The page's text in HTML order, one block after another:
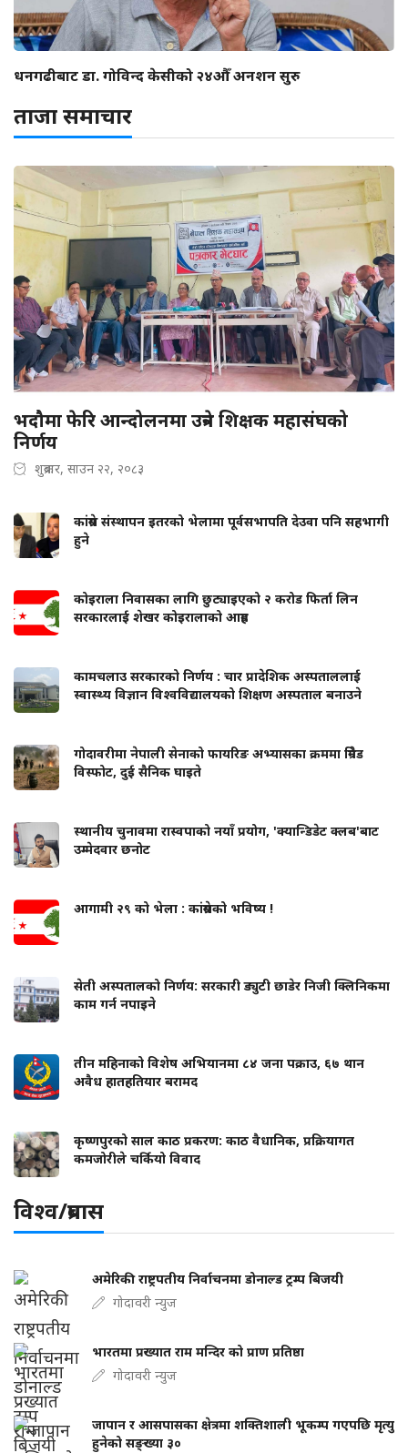
धनगढीबाट डा. गोविन्द केसीको २४औँ अनशन सुरु
ताजा समाचार
भदौमा फेरि आन्दोलनमा उत्रने शिक्षक महासंघको
निर्णय
शुक्रबार, साउन २२, २०८३
कांग्रेस संस्थापन इतरको भेलामा पूर्वसभापति देउवा पनि सहभागी
हुने
कोइराला निवासका लागि छुट्याइएको २ करोड फिर्ता लिन
सरकारलाई शेखर कोइरालाको आग्रह
कामचलाउ सरकारको निर्णय : चार प्रादेशिक अस्पताललाई
स्वास्थ्य विज्ञान विश्वविद्यालयको शिक्षण अस्पताल बनाउने
गोदावरीमा नेपाली सेनाको फायरिङ अभ्यासका क्रममा ग्रिनेड
विस्फोट, दुई सैनिक घाइते
स्थानीय चुनावमा रास्वपाको नयाँ प्रयोग, 'क्यान्डिडेट क्लब'बाट
उम्मेदवार छनोट
आगामी २९ को भेला : कांग्रेसको भविष्य !
सेती अस्पतालको निर्णय: सरकारी ड्युटी छाडेर निजी क्लिनिकमा
काम गर्न नपाइने
तीन महिनाको विशेष अभियानमा ८४ जना पक्राउ, ६७ थान
अवैध हातहतियार बरामद
कृष्णपुरको साल काठ प्रकरण: काठ वैधानिक, प्रक्रियागत
कमजोरीले चर्कियो विवाद
विश्व/प्रबास
अमेरिकी राष्ट्रपतीय निर्वाचनमा डोनाल्ड ट्रम्प बिजयी
गोदावरी न्युज
भारतमा प्रख्यात राम मन्दिर को प्राण प्रतिष्ठा
गोदावरी न्युज
जापान र आसपासका क्षेत्रमा शक्तिशाली भूकम्प गएपछि मृत्यु
हुनेको सङ्ख्या ३०